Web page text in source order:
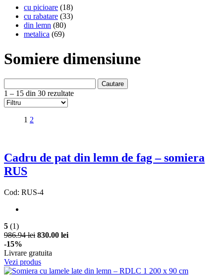
cu picioare (18)
cu rabatare (33)
din lemn (80)
metalica (69)
Somiere dimensiune
Cautare
1 – 15 din 30 rezultate
1 2
Cadru de pat din lemn de fag – somiera
RUS
Cod: RUS-4
5 (1)
986.94 lei 830.00 lei
-15%
Livrare gratuita
Vezi produs